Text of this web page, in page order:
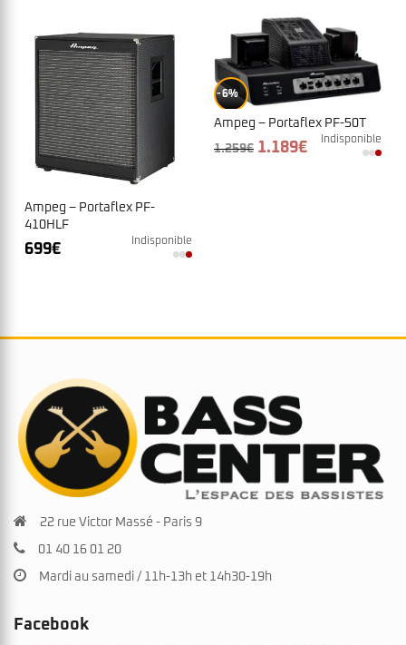
Ampeg – Portaflex PF-
410HLF
699€ Indisponible
6%
Ampeg – Portaflex PF-50T
1.259€ Le
1.189€Le
Indisponible
22 rue Victor Massé - Paris 9
01 40 16 01 20
Mardi au samedi / 11h-13h et 14h30-19h
Facebook